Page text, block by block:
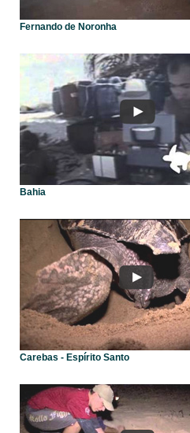
Fernando de Noronha
Bahia
Carebas - Espírito Santo